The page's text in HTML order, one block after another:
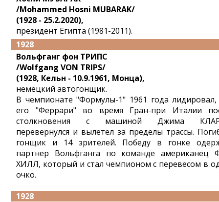
/Mohammed Hosni MUBARAK/
(1928 - 25.2.2020),
президент Египта (1981-2011).
1928
Вольфганг фон ТРИПС
/Wolfgang VON TRIPS/
(1928, Кельн - 10.9.1961, Монца),
немецкий автогонщик.
В чемпионате "Формулы-1" 1961 года
его "Феррари" во время Гран-при Италии
столкновения с машиной Джима
перевернулся и вылетел за пределы трассы.
гонщик и 14 зрителей. Победу в гонке
партнер Вольфганга по команде американец
ХИЛЛ, который и стал чемпионом с перевесом в
очко.
1928